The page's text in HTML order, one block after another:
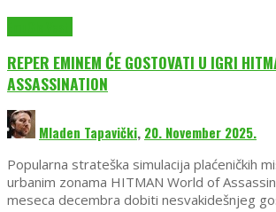
REPER EMINEM ĆE GOSTOVATI U IGRI
ASSASSINATION
Mladen Tapavički, 20. November 2025.
Popularna strateška simulacija plaćeničkih
urbanim zonama HITMAN World of
meseca decembra dobiti nesvakidešnjeg